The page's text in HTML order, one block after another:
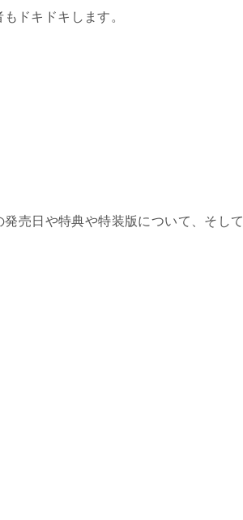
ドキドキします。
売日や特典や特装版について、そして